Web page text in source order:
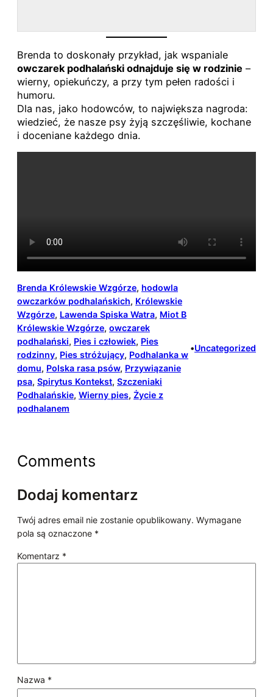
Brenda to doskonały przykład, jak wspaniale
owczarek podhalański odnajduje się w rodzinie –
wierny, opiekuńczy, a przy tym pełen radości i
humoru.
Dla nas, jako hodowców, to największa nagroda:
wiedzieć, że nasze psy żyją szczęśliwie, kochane
i doceniane każdego dnia.
Brenda Królewskie Wzgórze, hodowla
owczarków podhalańskich, Królewskie
Wzgórze, Lawenda Spiska Watra, Miot B
Królewskie Wzgórze, owczarek
podhalański, Pies i człowiek, Pies
rodzinny, Pies stróżujący, Podhalanka w
domu, Polska rasa psów, Przywiązanie
psa, Spirytus Kontekst, Szczeniaki
Podhalańskie, Wierny pies, Życie z
podhalanem
•Uncategorized
Comments
Dodaj komentarz
Twój adres email nie zostanie opublikowany. Wymagane
pola są oznaczone *
Komentarz *
Nazwa *